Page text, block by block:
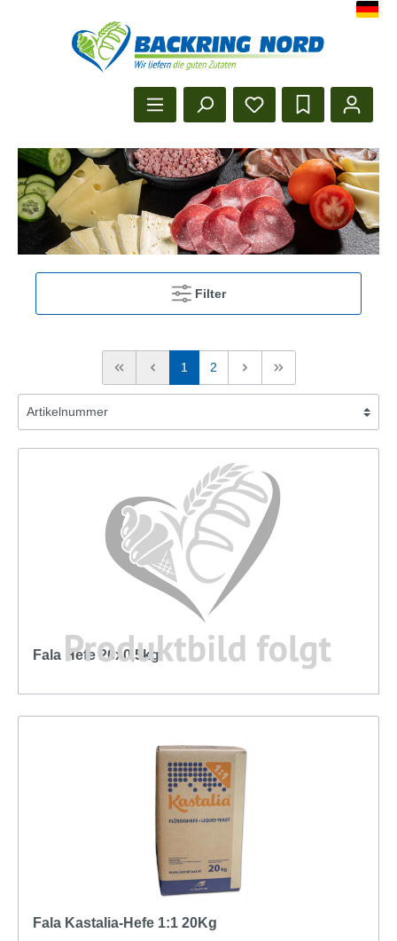
Herzlich Willkommen beim
Filter
1 2
Fala Hefe 20x0,5kg
Fala Kastalia-Hefe 1:1 20Kg